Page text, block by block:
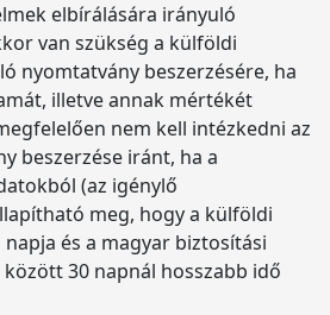
elbírálására irányuló
van szükség a külföldi
nyomtatvány beszerzésére, ha
illetve annak mértékét
nem kell intézkedni az
beszerzése iránt, ha a
(az igénylő
meg, hogy a külföldi
és a magyar biztosítási
30 napnál hosszabb idő